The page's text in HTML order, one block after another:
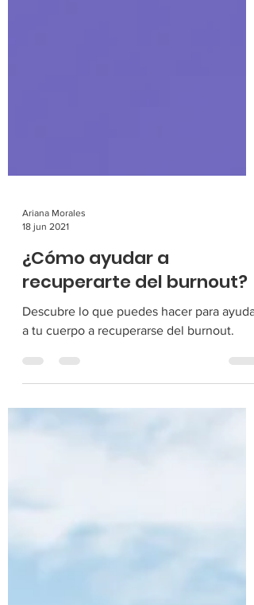
Ariana Morales
18 jun 2021
¿Cómo ayudar a
recuperarte del burnout?
Descubre lo que puedes hacer para ayudar